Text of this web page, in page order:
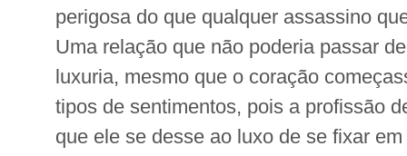
perigosa do que qualquer assassino
Uma relação que não poderia passar
luxuria, mesmo que o coração
tipos de sentimentos, pois a profissão
que ele se desse ao luxo de se fixar